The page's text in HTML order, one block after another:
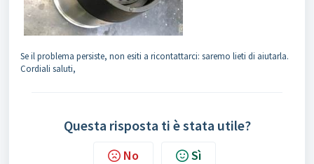
Se il problema persiste, non esiti a ricontattarci: saremo lieti di aiutarla.
Cordiali saluti,
Questa risposta ti è stata utile?
No Sì